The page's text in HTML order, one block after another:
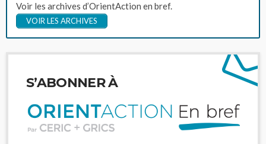
Voir les archives d’OrientAction en bref.
VOIR LES ARCHIVES
S’ABONNER À